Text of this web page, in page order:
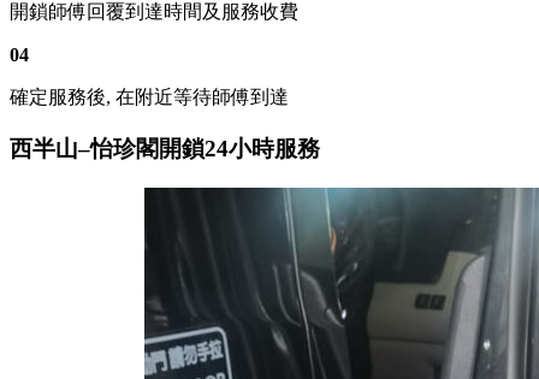
開鎖師傅回覆到達時間及服務收費
04
確定服務後, 在附近等待師傅到達
西半山–怡珍閣開鎖24小時服務